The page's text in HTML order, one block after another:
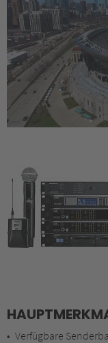
Verfügbare